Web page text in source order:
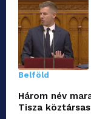
Belföld
Három név
Tisza